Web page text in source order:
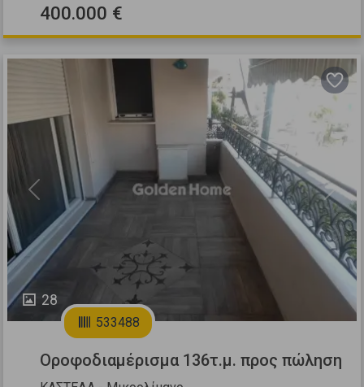
400.000 €
28
Previous Next
533488
Οροφοδιαμέρισμα 136τ.μ. προς πώληση